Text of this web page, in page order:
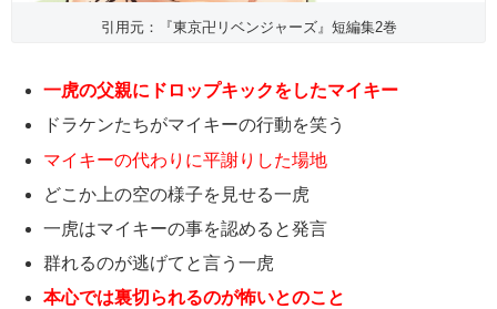
引用元：『東京卍リベンジャーズ』短編集2巻
一虎の父親にドロップキックをしたマイキー
ドラケンたちがマイキーの行動を笑う
マイキーの代わりに平謝りした場地
どこか上の空の様子を見せる一虎
一虎はマイキーの事を認めると発言
群れるのが逃げてと言う一虎
本心では裏切られるのが怖いとのこと